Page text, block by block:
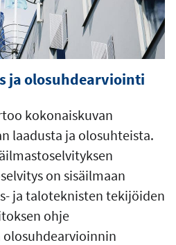
ja olosuhdearviointi
kokonaiskuvan
laadusta ja olosuhteista.
on sisäilmaan
ja taloteknisten tekijöiden
ohje
olosuhdearvioinnin